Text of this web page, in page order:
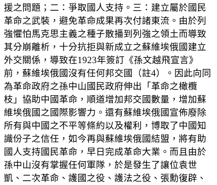
援之問題；二：爭取國人支持。三：建立屬於國民
革命之武裝，避免革命成果再次付諸東流。由於列
強懼怕馬克思主義之種子散播到列強之領土而導致
其分崩離析，十分抗拒與新成立之蘇維埃俄國建立
外交關係，導致在1923年簽訂《孫文越飛宣言》
前，蘇維埃俄國沒有任何邦交國
（註4）
。因此向同
為革命政府之孫中山國民政府伸出「革命之橄欖
枝」協助中國革命，順道增加邦交國數量，增加蘇
維埃俄國之國際影響力。還有蘇維埃俄國宣佈廢除
所有與中國之不平等條約以及權利，博取了中國知
識份子之信任，如今再與蘇維埃俄國結盟，將有助
國人支持國民革命，早日完成革命大業。而且由於
孫中山沒有掌握任何軍隊，於是發生了讓位袁世
凱、二次革命、護國之役、護法之役、張勳復辟、